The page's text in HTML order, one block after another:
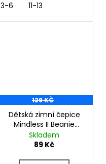
3-6 11-13
129 KČ
Dětská zimní čepice
Mindless II Beanie
DKC322 athletic blue
orange
Skladem
89 Kč